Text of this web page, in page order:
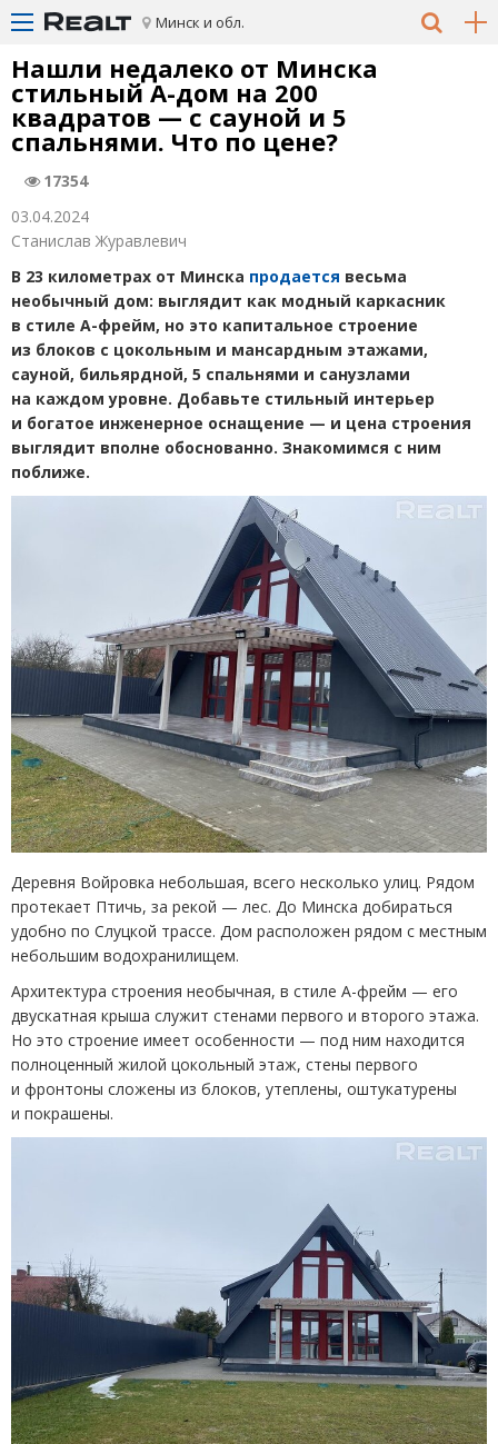
Минск и обл.
Нашли недалеко от Минска
стильный А-дом на 200
квадратов — с сауной и 5
спальнями. Что по цене?
17354
03.04.2024
Станислав Журавлевич
В 23 километрах от Минска продается весьма
необычный дом: выглядит как модный каркасник
в стиле А-фрейм, но это капитальное строение
из блоков с цокольным и мансардным этажами,
сауной, бильярдной, 5 спальнями и санузлами
на каждом уровне. Добавьте стильный интерьер
и богатое инженерное оснащение — и цена строения
выглядит вполне обоснованно. Знакомимся с ним
поближе.
Деревня Войровка небольшая, всего несколько улиц. Рядом
протекает Птичь, за рекой — лес. До Минска добираться
удобно по Слуцкой трассе. Дом расположен рядом с местным
небольшим водохранилищем.
Архитектура строения необычная, в стиле А-фрейм — его
двускатная крыша служит стенами первого и второго этажа.
Но это строение имеет особенности — под ним находится
полноценный жилой цокольный этаж, стены первого
и фронтоны сложены из блоков, утеплены, оштукатурены
и покрашены.